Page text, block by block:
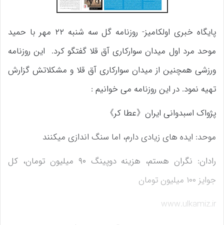
پایگاه خبری اولکامیز- روزنامه گل سه شنبه ۲۲ مهر با حمید
موحد مرد اول میدان سوارکاری آق قلا گفتگو کرد. این روزنامه
ورزشی همچنین از میدان سوارکاری آق قلا و مشکلاتش گزارش
تهیه نمود. در این روزنامه می خوانیم :
پژواک اسبدوانی ایران《عطا کر》
موحد: ایده های زیادی دارم، اما سنگ اندازی میکنند
رادان: نگران هستم، هزینه دوپینگ ۹۰ میلیون تومان، کل
جوایز ۱۰۰ میلیون تومان
www.ulkamiz.ir